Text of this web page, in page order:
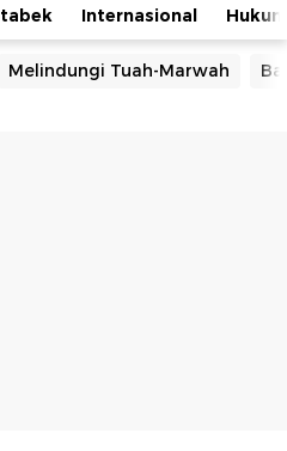
Internasional Hukum
Melindungi Tuah-Marwah